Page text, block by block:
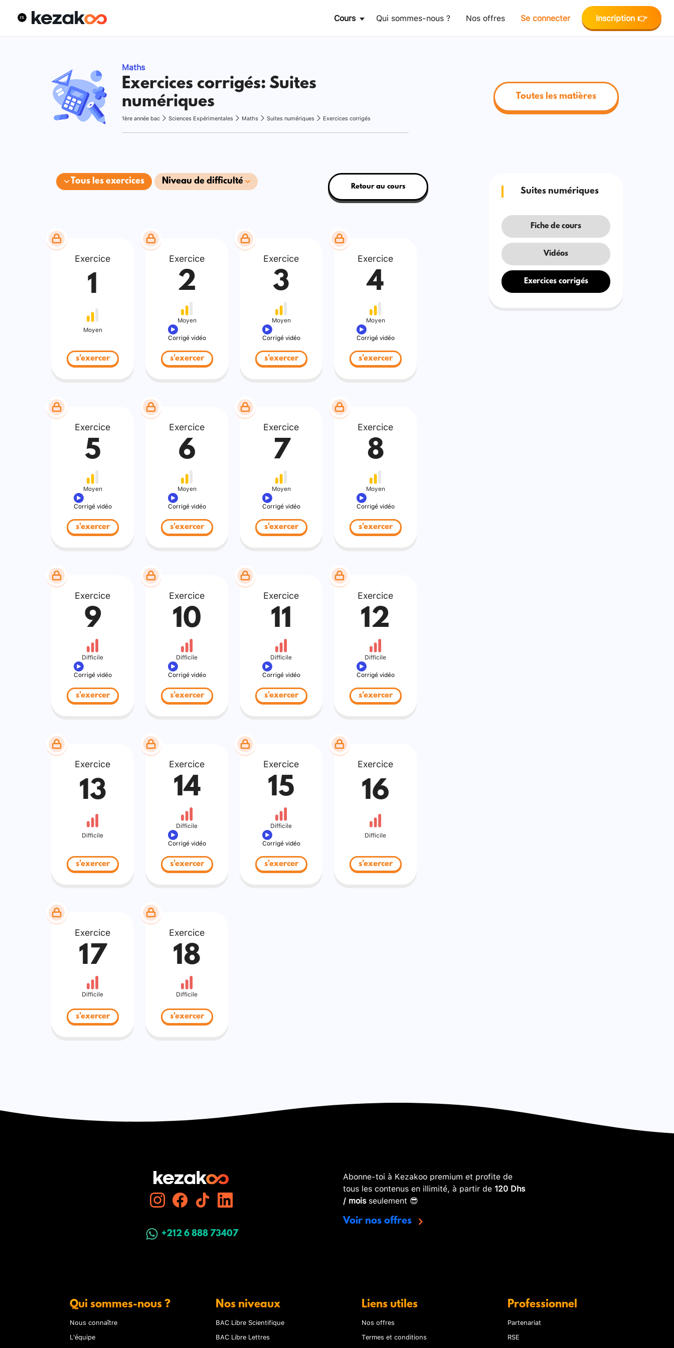
Cours Qui sommes-nous ? Nos offres Se connecter Inscription 👉
Maths
Exercices corrigés: Suites
numériques
1ère année bac Sciences Expérimentales Maths Suites numériques Exercices corrigés
Toutes les matières
Tous les exercices Niveau de difficulté
Retour au cours
Exercice
1
Moyen
s'exercer
Exercice
2
Moyen
Corrigé vidéo
s'exercer
Exercice
3
Moyen
Corrigé vidéo
s'exercer
Exercice
4
Moyen
Corrigé vidéo
s'exercer
Exercice
5
Moyen
Corrigé vidéo
s'exercer
Exercice
6
Moyen
Corrigé vidéo
s'exercer
Exercice
7
Moyen
Corrigé vidéo
s'exercer
Exercice
8
Moyen
Corrigé vidéo
s'exercer
Exercice
9
Difficile
Corrigé vidéo
s'exercer
Exercice
10
Difficile
Corrigé vidéo
s'exercer
Exercice
11
Difficile
Corrigé vidéo
s'exercer
Exercice
12
Difficile
Corrigé vidéo
s'exercer
Exercice
13
Difficile
s'exercer
Exercice
14
Difficile
Corrigé vidéo
s'exercer
Exercice
15
Difficile
Corrigé vidéo
s'exercer
Exercice
16
Difficile
s'exercer
Exercice
17
Difficile
s'exercer
Exercice
18
Difficile
s'exercer
Suites numériques
Fiche de cours
Vidéos
Exercices corrigés
+212 6 888 73407
Abonne-toi à Kezakoo premium et profite de
tous les contenus en illimité, à partir de 120 Dhs
/ moisseulement 😎
Voir nos offres
Qui sommes-nous ?
Nous connaître
L'équipe
Nos niveaux
BAC Libre Scientifique
BAC Libre Lettres
Liens utiles
Nos offres
Termes et conditions
Professionnel
Partenariat
RSE